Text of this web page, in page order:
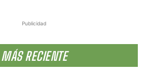
Publicidad
MÁS RECIENTE